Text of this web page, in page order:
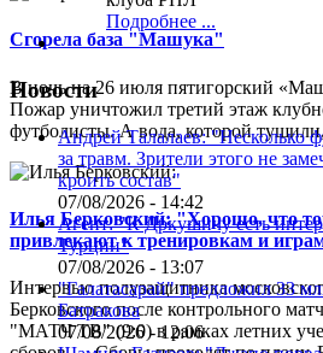
Сгорела база "Машука"
В ночь на 26 июля пятигорский
Пожар уничтожил третий этаж
футболисты. А вода, которой
Илья Берковский: "Хорошо, что
привлекают к тренировкам и
Интервью полузащитника
Берковского после контрольного
"МАТЧ ТВ" (9:0) в рамках летних
Подробнее ...
Новости
Андрей Талалаев: "Несколько
за травм. Зрители этого не
кроить состав"
07/08/2026 - 14:42
Агент: "К Дркушичу есть
Турции"
07/08/2026 - 13:07
"Галатасарай" предложил 33
Батракова
07/08/2026 - 12:06